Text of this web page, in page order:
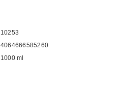
10253
4064666585260
1000 ml